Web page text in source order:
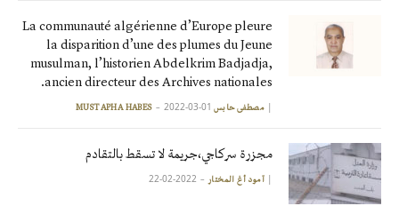
La communauté algérienne d’Europe pleure
la disparition d’une des plumes du Jeune
musulman, l’historien Abdelkrim Badjadja,
ancien directeur des Archives nationales.
| مصطفى حابس MUSTAPHA HABES 2022-03-01
مجزرة سركاجي،جريمة لا تسقط بالتقادم
| آمود أغ المختار 2022-02-22